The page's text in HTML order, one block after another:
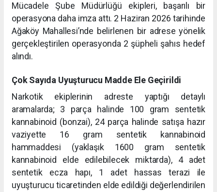
Mücadele Şube Müdürlüğü ekipleri, başarılı bir
operasyona daha imza attı. 2 Haziran 2026 tarihinde
Ağaköy Mahallesi’nde belirlenen bir adrese yönelik
gerçekleştirilen operasyonda 2 şüpheli şahıs hedef
alındı.
Çok Sayıda Uyuşturucu Madde Ele Geçirildi
Narkotik ekiplerinin adreste yaptığı detaylı
aramalarda; 3 parça halinde 100 gram sentetik
kannabinoid (bonzai), 24 parça halinde satışa hazır
vaziyette 16 gram sentetik kannabinoid
hammaddesi (yaklaşık 1600 gram sentetik
kannabinoid elde edilebilecek miktarda), 4 adet
sentetik ecza hapı, 1 adet hassas terazi ile
uyuşturucu ticaretinden elde edildiği değerlendirilen